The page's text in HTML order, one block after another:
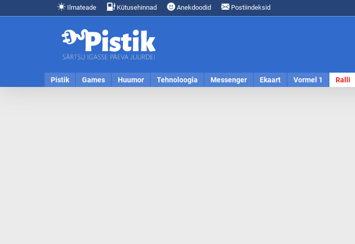
Ilmateade Kütusehinnad Anekdoodid Postiindeksid
Pistik Games Huumor Tehnoloogia Messenger Ekaart Vormel 1 Ralli